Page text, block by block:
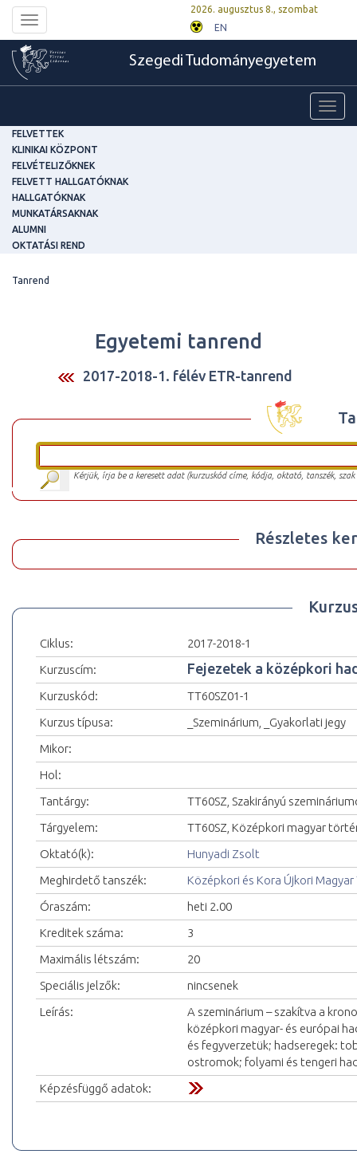
Toggle
navigation
2026. augusztus 8., szombat
EN
Szegedi Tudományegyetem
FELVETTEK
KLINIKAI KÖZPONT
FELVÉTELIZŐKNEK
FELVETT HALLGATÓKNAK
HALLGATÓKNAK
MUNKATÁRSAKNAK
ALUMNI
OKTATÁSI REND
Tanrend
Egyetemi tanrend
2017-2018-1. félév ETR-tanrend
Kérjük, írja be a keresett adat (kurzuskód címe, kódja, oktató, tanszék,
Részletes
Ciklus:
2017-2018-1
Kurzuscím:
Fejezetek a középkori
Kurzuskód:
TT60SZ01-1
Kurzus típusa:
_Szeminárium, _Gyakorlati jegy
Mikor:
Hol:
Tantárgy:
TT60SZ, Szakirányú
Tárgyelem:
TT60SZ, Középkori magyar
Oktató(k):
Hunyadi Zsolt
Meghirdető tanszék:
Középkori és Kora Újkori
Óraszám:
heti 2.00
Kreditek száma:
3
Maximális létszám:
20
Speciális jelzők:
nincsenek
Leírás:
A szeminárium – szakítva a
középkori magyar- és európai
és fegyverzetük; hadseregek:
ostromok; folyami és tengeri
Képzésfüggő adatok: